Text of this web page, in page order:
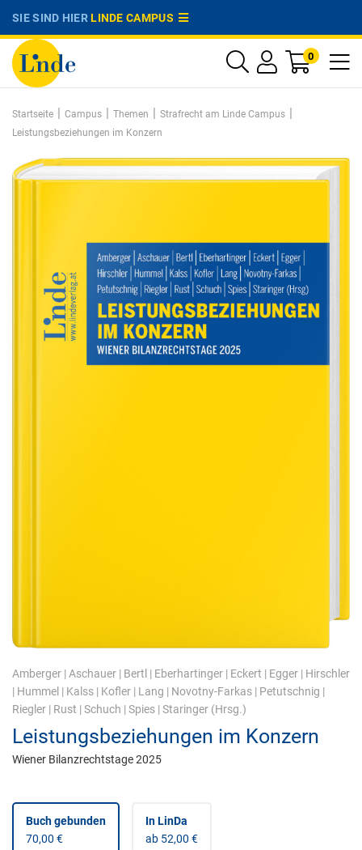
SIE SIND HIERLINDE CAMPUS
0
Startseite | Campus | Themen | Strafrecht am Linde Campus |
Leistungsbeziehungen im Konzern
Amberger | Aschauer | Bertl | Eberhartinger | Eckert | Egger | Hirschler
| Hummel | Kalss | Kofler | Lang | Novotny-Farkas | Petutschnig |
Riegler | Rust | Schuch | Spies | Staringer (Hrsg.)
Leistungsbeziehungen im Konzern
Wiener Bilanzrechtstage 2025
Buch gebunden
70,00 €
In LinDa
ab 52,00 €